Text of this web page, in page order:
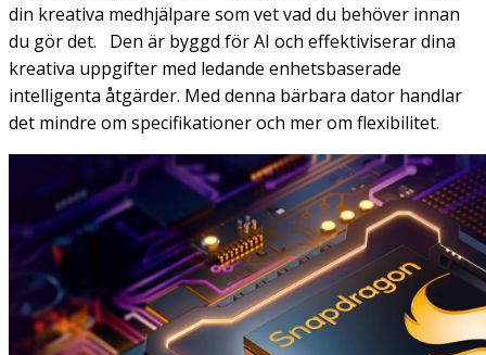
din kreativa medhjälpare som vet vad du behöver innan
du gör det. Den är byggd för AI och effektiviserar dina
kreativa uppgifter med ledande enhetsbaserade
intelligenta åtgärder. Med denna bärbara dator handlar
det mindre om specifikationer och mer om flexibilitet.